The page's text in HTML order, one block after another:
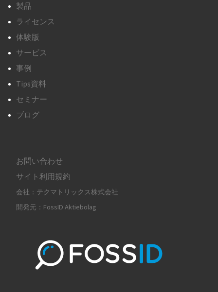
製品
ライセンス
体験版
サービス
事例
Tips資料
セミナー
ブログ
お問い合わせ
サイト利用規約
会社：テクマトリックス株式会社
開発元：FossID Aktiebolag